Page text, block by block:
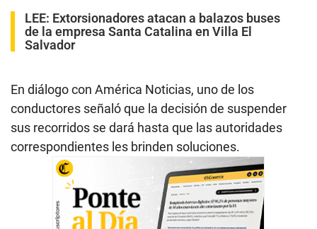
LEE: Extorsionadores atacan a balazos buses
de la empresa Santa Catalina en Villa El
Salvador
En diálogo con América Noticias, uno de los
conductores señaló que la decisión de suspender
sus recorridos se dará hasta que las autoridades
correspondientes les brinden soluciones.